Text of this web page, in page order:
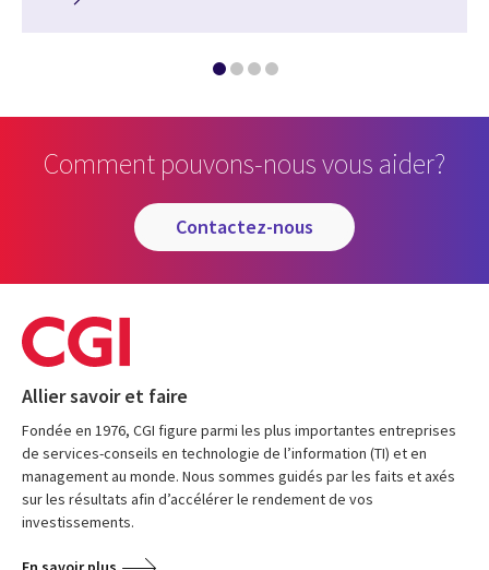
Comment pouvons-nous vous aider?
contactez-nous
Allier savoir et faire
Fondée en 1976, CGI figure parmi les plus importantes entreprises
de services-conseils en technologie de l’information (TI) et en
management au monde. Nous sommes guidés par les faits et axés
sur les résultats afin d’accélérer le rendement de vos
investissements.